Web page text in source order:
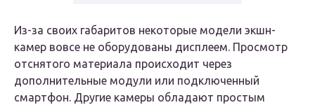
Из-за своих габаритов некоторые модели экшн-
камер вовсе не оборудованы дисплеем. Просмотр
отснятого материала происходит через
дополнительные модули или подключенный
смартфон. Другие камеры обладают простым